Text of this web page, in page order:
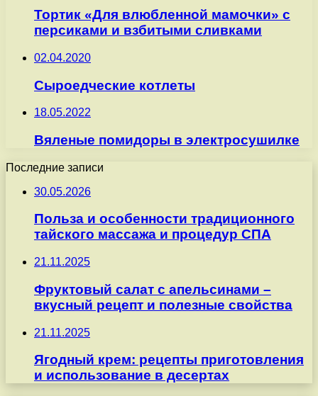
Тортик «Для влюбленной мамочки» с
персиками и взбитыми сливками
02.04.2020
Сыроедческие котлеты
18.05.2022
Вяленые помидоры в электросушилке
Последние записи
30.05.2026
Польза и особенности традиционного
тайского массажа и процедур СПА
21.11.2025
Фруктовый салат с апельсинами –
вкусный рецепт и полезные свойства
21.11.2025
Ягодный крем: рецепты приготовления
и использование в десертах